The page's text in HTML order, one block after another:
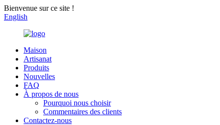
Bienvenue sur ce site !
English
Maison
Artisanat
Produits
Nouvelles
FAQ
À propos de nous
Pourquoi nous choisir
Commentaires des clients
Contactez-nous